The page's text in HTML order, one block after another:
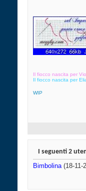
Il fiocco nascita per
l fiocco nascita per
WIP
I seguenti 2
Bimbolina(18-11-